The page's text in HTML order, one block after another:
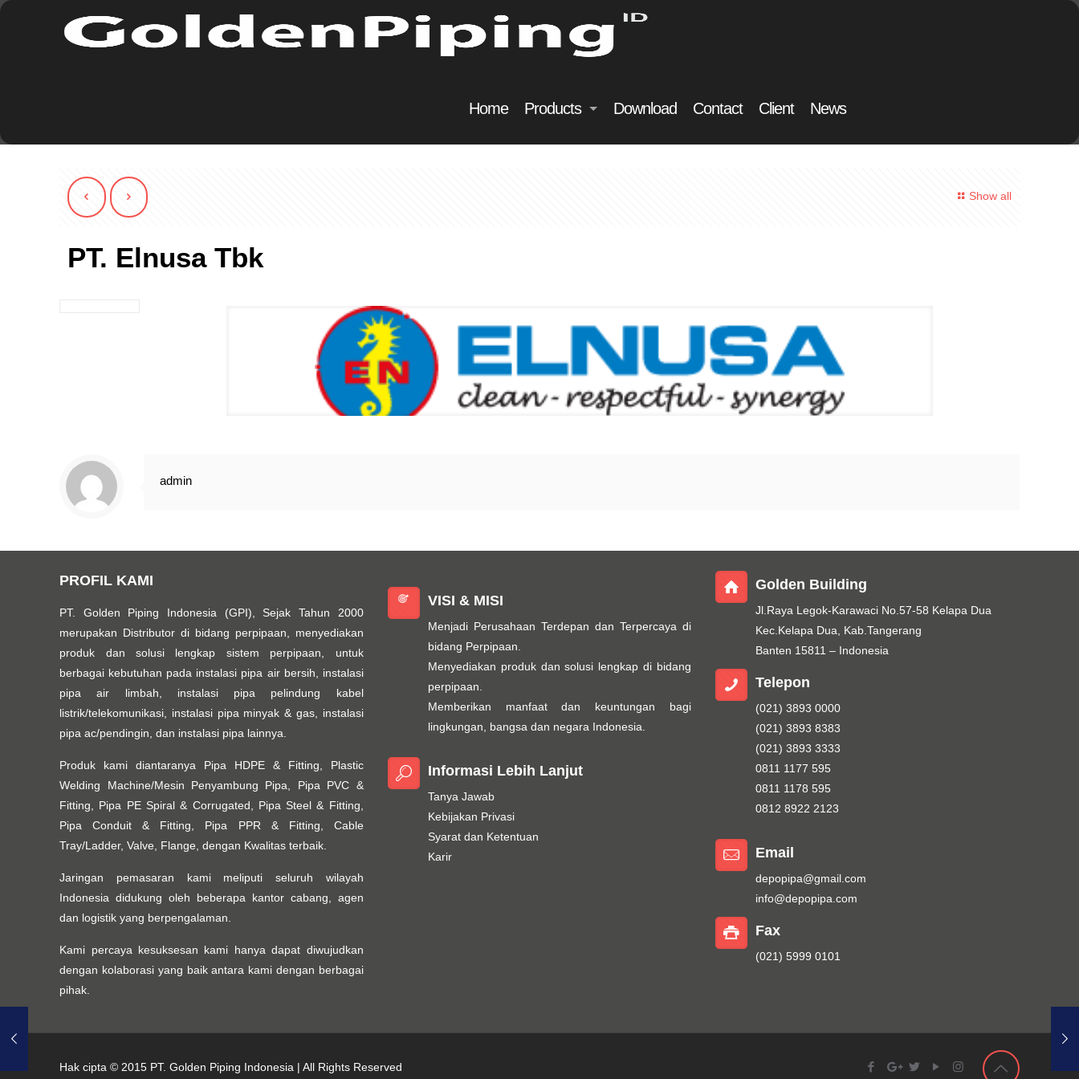
Home Products Download Contact Client News
Show all
PT. Elnusa Tbk
admin
PROFIL KAMI
PT. Golden Piping Indonesia (GPI), Sejak Tahun 2000
merupakan Distributor di bidang perpipaan, menyediakan
produk dan solusi lengkap sistem perpipaan, untuk
berbagai kebutuhan pada instalasi pipa air bersih, instalasi
pipa air limbah, instalasi pipa pelindung kabel
listrik/telekomunikasi, instalasi pipa minyak & gas, instalasi
pipa ac/pendingin, dan instalasi pipa lainnya.
Produk kami diantaranya Pipa HDPE & Fitting, Plastic
Welding Machine/Mesin Penyambung Pipa, Pipa PVC &
Fitting, Pipa PE Spiral & Corrugated, Pipa Steel & Fitting,
Pipa Conduit & Fitting, Pipa PPR & Fitting, Cable
Tray/Ladder, Valve, Flange, dengan Kwalitas terbaik.
Jaringan pemasaran kami meliputi seluruh wilayah
Indonesia didukung oleh beberapa kantor cabang, agen
dan logistik yang berpengalaman.
Kami percaya kesuksesan kami hanya dapat diwujudkan
dengan kolaborasi yang baik antara kami dengan berbagai
pihak.
VISI & MISI
Menjadi Perusahaan Terdepan dan Terpercaya di
bidang Perpipaan.
Menyediakan produk dan solusi lengkap di bidang
perpipaan.
Memberikan manfaat dan keuntungan bagi
lingkungan, bangsa dan negara Indonesia.
Informasi Lebih Lanjut
Tanya Jawab
Kebijakan Privasi
Syarat dan Ketentuan
Karir
Golden Building
Jl.Raya Legok-Karawaci No.57-58 Kelapa Dua
Kec.Kelapa Dua, Kab.Tangerang
Banten 15811 – Indonesia
Telepon
(021) 3893 0000
(021) 3893 8383
(021) 3893 3333
0811 1177 595
0811 1178 595
0812 8922 2123
Email
depopipa@gmail.com
info@depopipa.com
Fax
(021) 5999 0101
Hak cipta © 2015 PT. Golden Piping Indonesia | All Rights Reserved